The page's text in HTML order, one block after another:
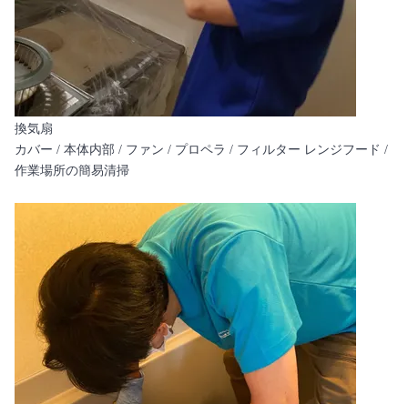
換気扇
カバー / 本体内部 / ファン / プロペラ / フィルター レンジフード /
作業場所の簡易清掃